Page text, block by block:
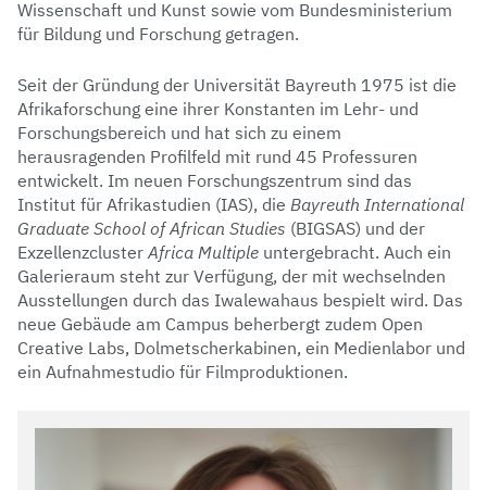
Wissenschaft und Kunst sowie vom Bundesministerium
für Bildung und Forschung getragen.
Seit der Gründung der Universität Bayreuth 1975 ist die
Afrikaforschung eine ihrer Konstanten im Lehr- und
Forschungsbereich und hat sich zu einem
herausragenden Profilfeld mit rund 45 Professuren
entwickelt. Im neuen Forschungszentrum sind das
Institut für Afrikastudien (IAS), die Bayreuth International
Graduate School of African Studies (BIGSAS) und der
ExzellenzclusterAfrica Multiple untergebracht. Auch ein
Galerieraum steht zur Verfügung, der mit wechselnden
Ausstellungen durch das Iwalewahaus bespielt wird. Das
neue Gebäude am Campus beherbergt zudem Open
Creative Labs, Dolmetscherkabinen, ein Medienlabor und
ein Aufnahmestudio für Filmproduktionen.